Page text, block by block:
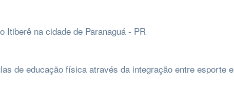
Itiberê na cidade de Paranaguá - PR
de educação física através da integração entre esporte e